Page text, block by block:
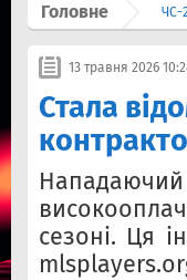
Головне ЧС-
13 травня 2026
Стала
сезоні. Ця